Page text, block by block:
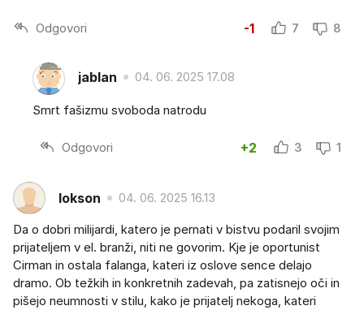
Odgovori -1 7 8
jablan 04. 06. 2025 17.08
Smrt fašizmu svoboda natrodu
Odgovori +2 3 1
lokson 04. 06. 2025 16.13
Da o dobri milijardi, katero je pernati v bistvu podaril svojim
prijateljem v el. branži, niti ne govorim. Kje je oportunist
Cirman in ostala falanga, kateri iz oslove sence delajo
dramo. Ob težkih in konkretnih zadevah, pa zatisnejo oči in
pišejo neumnosti v stilu, kako je prijatelj nekoga, kateri